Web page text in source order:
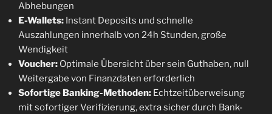
Abhebungen
E-Wallets: Instant Deposits und schnelle
Auszahlungen innerhalb von 24h Stunden, große
Wendigkeit
Voucher: Optimale Übersicht über sein Guthaben, null
Weitergabe von Finanzdaten erforderlich
Sofortige Banking-Methoden: Echtzeitüberweisung
mit sofortiger Verifizierung, extra sicher durch Bank-